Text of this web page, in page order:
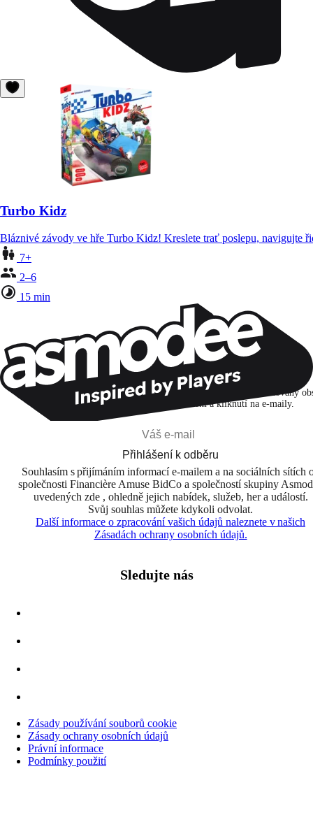
Turbo Kidz
Bláznivé závody ve hře Turbo Kidz! Kreslete trať poslepu, navigujte
7+
2–6
15 min
Zůstaňte v kontaktu!
Přihlašuji se k odběru, abych objevoval hry, novinky a personalizovaný
na základě svých zájmů a svých otevření a kliknutí na e-maily.
Přihlášení k odběru
Souhlasím s přijímáním informací e-mailem a na sociálních sítích
společnosti Financière Amuse BidCo a společností skupiny
uvedených zde , ohledně jejich nabídek, služeb, her a událostí.
Svůj souhlas můžete kdykoli odvolat.
Další informace o zpracování vašich údajů naleznete v našich
Zásadách ochrany osobních údajů.
Sledujte nás
Zásady používání souborů cookie
Zásady ochrany osobních údajů
Právní informace
Podmínky použití